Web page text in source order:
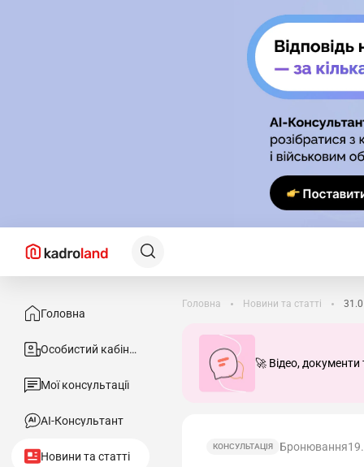
Головна
Особистий кабінет
Мої консультації
АІ-Консультант
Новини та статті
Головна Новини та статті
🚀 Відео, документи
КОНСУЛЬТАЦІЯ Бронювання